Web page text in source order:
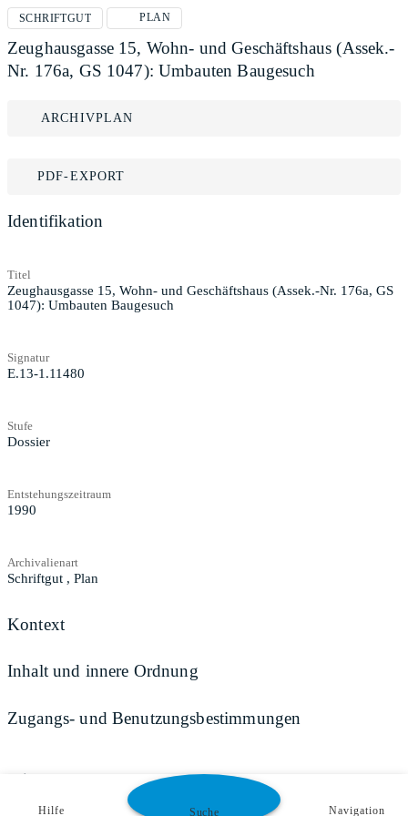
SCHRIFTGUT PLAN
Zeughausgasse 15, Wohn- und Geschäftshaus (Assek.-
Nr. 176a, GS 1047): Umbauten Baugesuch
ARCHIVPLAN
PDF-EXPORT
Identifikation
Titel
Zeughausgasse 15, Wohn- und Geschäftshaus (Assek.-Nr. 176a, GS
1047): Umbauten Baugesuch
Signatur
E.13-1.11480
Stufe
Dossier
Entstehungszeitraum
1990
Archivalienart
Schriftgut , Plan
Kontext
Inhalt und innere Ordnung
Zugangs- und Benutzungsbestimmungen
Teilen
Hilfe Suche Navigation